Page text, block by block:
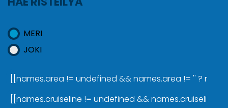
MERI
JOKI
[[names.area != undefined && names.area != '' ?
[[names.cruiseline != undefined && names.cruiseline